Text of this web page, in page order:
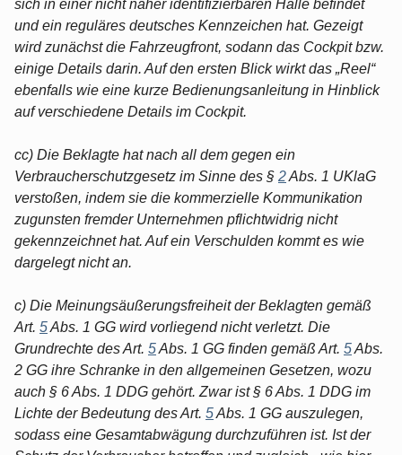
sich in einer nicht näher identifizierbaren Halle befindet
und ein reguläres deutsches Kennzeichen hat. Gezeigt
wird zunächst die Fahrzeugfront, sodann das Cockpit bzw.
einige Details darin. Auf den ersten Blick wirkt das „Reel“
ebenfalls wie eine kurze Bedienungsanleitung in Hinblick
auf verschiedene Details im Cockpit.
cc) Die Beklagte hat nach all dem gegen ein
Verbraucherschutzgesetz im Sinne des § 2Abs. 1 UKlaG
verstoßen, indem sie die kommerzielle Kommunikation
zugunsten fremder Unternehmen pflichtwidrig nicht
gekennzeichnet hat. Auf ein Verschulden kommt es wie
dargelegt nicht an.
c) Die Meinungsäußerungsfreiheit der Beklagten gemäß
Art. 5Abs. 1 GG wird vorliegend nicht verletzt. Die
Grundrechte des Art. 5Abs. 1 GG finden gemäß Art. 5Abs.
2 GG ihre Schranke in den allgemeinen Gesetzen, wozu
auch § 6 Abs. 1 DDG gehört. Zwar ist § 6 Abs. 1 DDG im
Lichte der Bedeutung des Art. 5Abs. 1 GG auszulegen,
sodass eine Gesamtabwägung durchzuführen ist. Ist der